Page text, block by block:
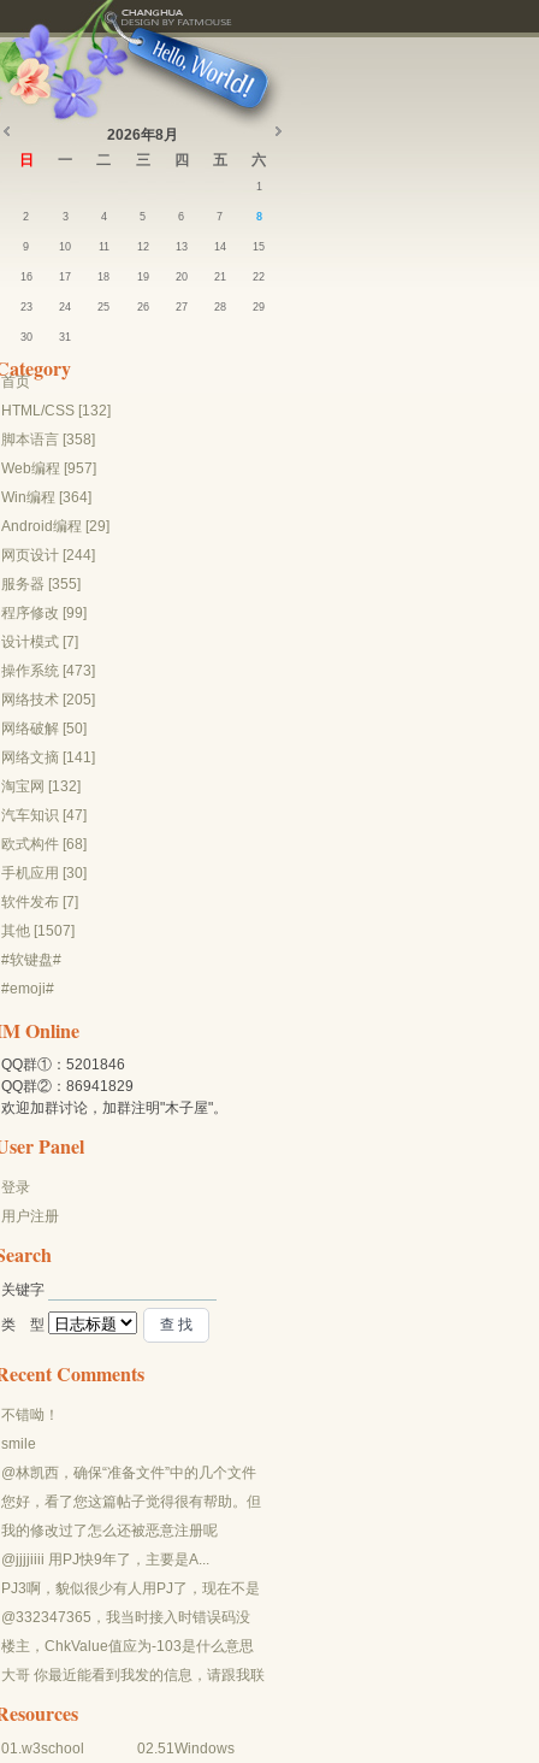
2026年8月
日
一 二 三 四 五 六
1
2 3 4 5 6 7 8
9 10 11 12 13 14 15
16 17 18 19 20 21 22
23 24 25 26 27 28 29
30 31
首页
HTML/CSS [132]
脚本语言 [358]
Web编程 [957]
Win编程 [364]
Android编程 [29]
网页设计 [244]
服务器 [355]
程序修改 [99]
设计模式 [7]
操作系统 [473]
网络技术 [205]
网络破解 [50]
网络文摘 [141]
淘宝网 [132]
汽车知识 [47]
欧式构件 [68]
手机应用 [30]
软件发布 [7]
其他 [1507]
#软键盘#
#emoji#
Online
QQ群①：5201846
QQ群②：86941829
欢迎加群讨论，加群注明"木子屋"。
Panel
登录
用户注册
关键字
类 型
Comments
不错呦！
smile
@林凯西，确保“准备文件”中的几个文件
都有安装，S...
您好，看了您这篇帖子觉得很有帮助。但
是有个问题想请...
我的修改过了怎么还被恶意注册呢
@jjjjiiii 用PJ快9年了，主要是A...
PJ3啊，貌似很少有人用PJ了，现在不是
WP就是z...
@332347365，我当时接入时错误码没
有-10...
楼主，ChkValue值应为-103是什么意思
呢？...
大哥 你最近能看到我发的信息，请跟我联
01.w3school 02.51Windows